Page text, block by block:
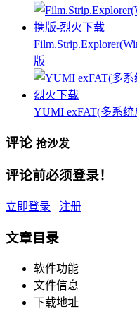
版
YUMI exFAT(多系
评论 抢沙发
评论前必须登录！
立即登录 注册
文章目录
软件功能
文件信息
下载地址